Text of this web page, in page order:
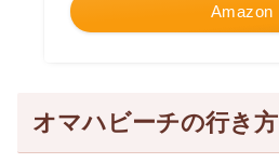
Amazon
オマハビーチの行き方